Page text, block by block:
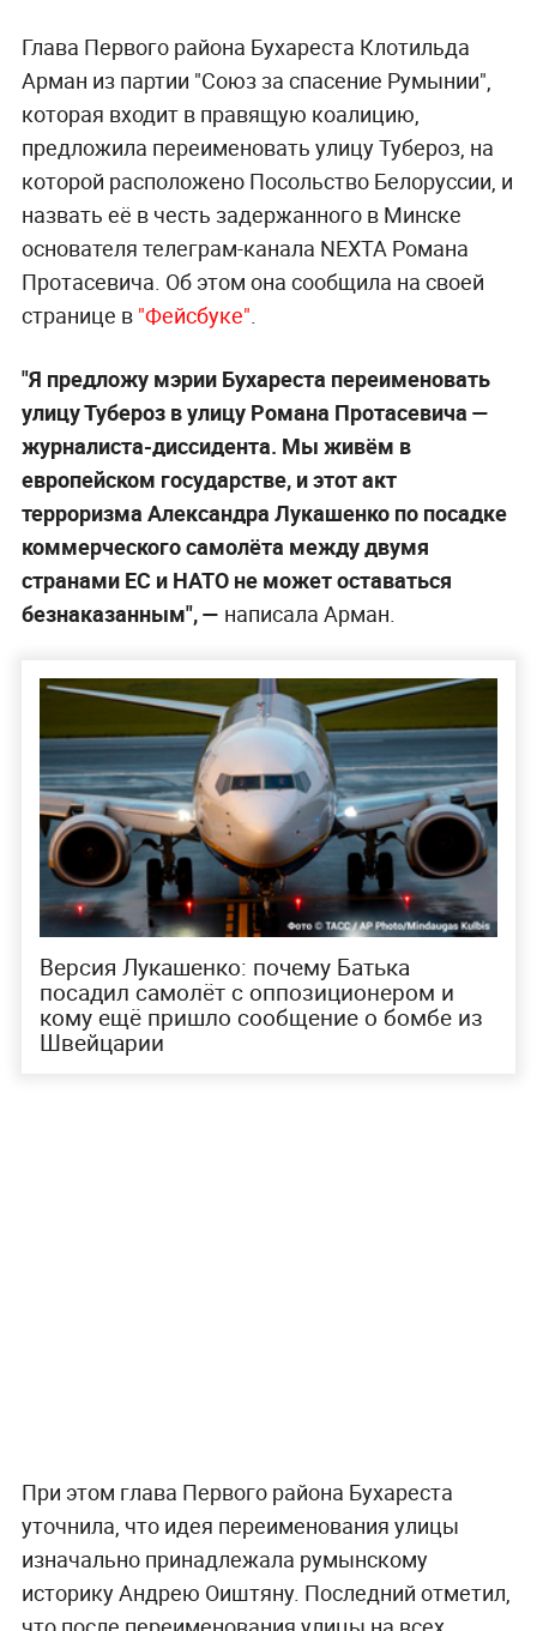
Глава Первого района Бухареста Клотильда
Арман из партии "Союз за спасение Румынии",
которая входит в правящую коалицию,
предложила переименовать улицу Тубероз, на
которой расположено Посольство Белоруссии, и
назвать её в честь задержанного в Минске
основателя телеграм-канала NEXTA Романа
Протасевича. Об этом она сообщила на своей
странице в "Фейсбуке".
"Я предложу мэрии Бухареста переименовать
улицу Тубероз в улицу Романа Протасевича —
журналиста-диссидента. Мы живём в
европейском государстве, и этот акт
терроризма Александра Лукашенко по посадке
коммерческого самолёта между двумя
странами ЕС и НАТО не может оставаться
безнаказанным", — написала Арман.
Версия Лукашенко: почему Батька
посадил самолёт с оппозиционером и
кому ещё пришло сообщение о бомбе из
Швейцарии
При этом глава Первого района Бухареста
уточнила, что идея переименования улицы
изначально принадлежала румынскому
историку Андрею Оиштяну. Последний отметил,